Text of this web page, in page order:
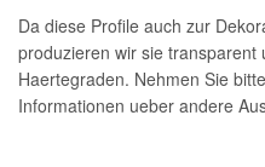
Da diese Profile auch zur
produzieren wir sie
Haertegraden. Nehmen Sie
Informationen ueber andere